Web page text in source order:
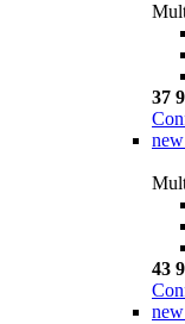
37
new
43
new